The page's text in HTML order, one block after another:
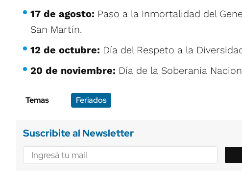
17 de agosto: Paso a la Inmortalidad del
San Martín.
12 de octubre: Día del Respeto a la
20 de noviembre: Día de la Soberanía
Temas Feriados
Suscribite al Newsletter